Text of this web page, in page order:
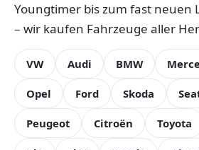
Youngtimer bis zum fast neuen
– wir kaufen Fahrzeuge aller
VW Audi BMW
Opel Ford Skoda
Peugeot Citroën Toyota